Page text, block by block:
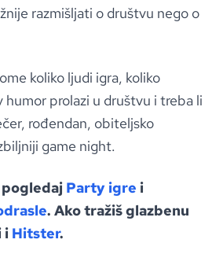
razmišljati o društvu nego o
koliko ljudi igra, koliko
humor prolazi u društvu i treba li
rođendan, obiteljsko
game night.
pogledaj Party igre i
. Ako tražiš glazbenu
i Hitster.